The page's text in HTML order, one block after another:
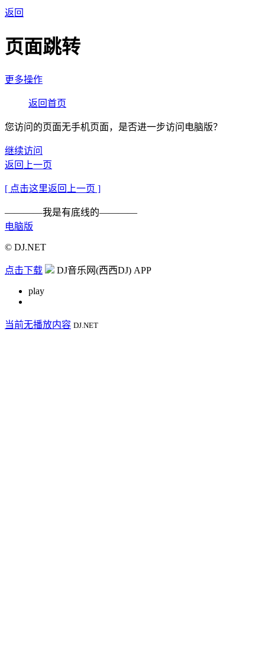
返回
页面跳转
更多操作
返回首页
您访问的页面无手机页面，是否进一步访问电脑版？
继续访问
返回上一页
[ 点击这里返回上一页 ]
————我是有底线的————
电脑版
© DJ.NET
点击下载 DJ音乐网(西西DJ) APP
play
当前无播放内容 DJ.NET